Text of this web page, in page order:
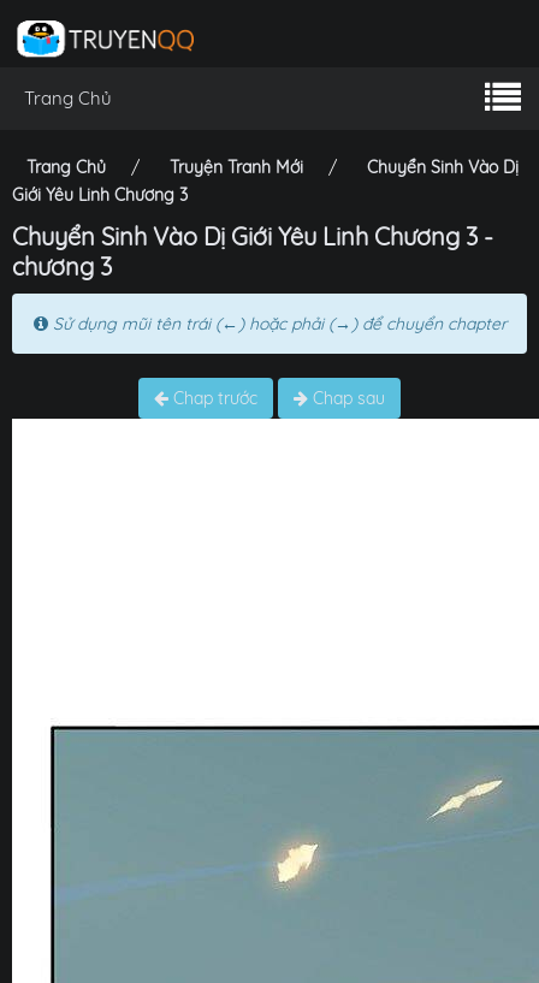
Trang Chủ
Trang Chủ Truyện Tranh Mới
Chuyển Sinh Vào Dị
Giới Yêu Linh Chương 3
Chuyển Sinh Vào Dị Giới Yêu Linh Chương 3 -
chương 3
Sử dụng mũi tên trái (←) hoặc phải (→) để chuyển chapter
Chap trước Chap sau